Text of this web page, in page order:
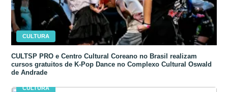
CULTURA
CULTSP PRO e Centro Cultural Coreano no Brasil realizam
cursos gratuitos de K-Pop Dance no Complexo Cultural Oswald
de Andrade
CULTURA